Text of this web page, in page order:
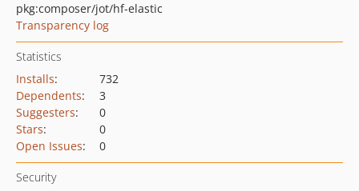
pkg:composer/jot/hf-elastic
Transparency log
Statistics
Installs:
732
Dependents:
3
Suggesters:
0
Stars:
0
Open Issues: 0
Security